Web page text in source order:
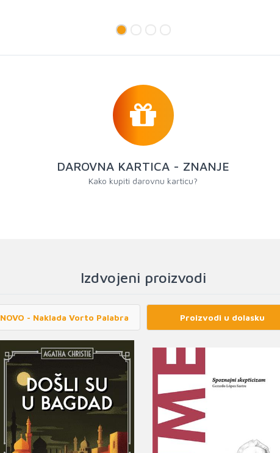
DAROVNA KARTICA - ZNANJE
Kako kupiti darovnu karticu?
Izdvojeni proizvodi
NOVO - Naklada Vorto Palabra Proizvodi u dolasku